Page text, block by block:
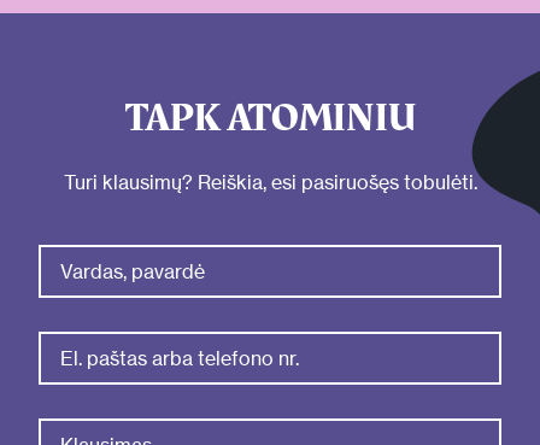
TAPK ATOMINIU
Turi klausimų? Reiškia, esi pasiruošęs tobulėti.